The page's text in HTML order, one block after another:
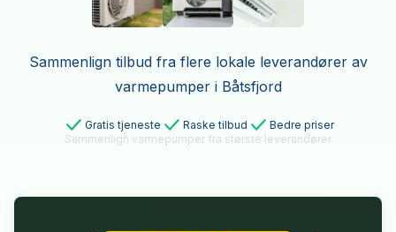
Sammenlign tilbud fra flere lokale leverandører av
varmepumper i Båtsfjord
Gratis tjeneste Raske tilbud
Bedre priser
Sammenlign varmepumper fra største leverandører